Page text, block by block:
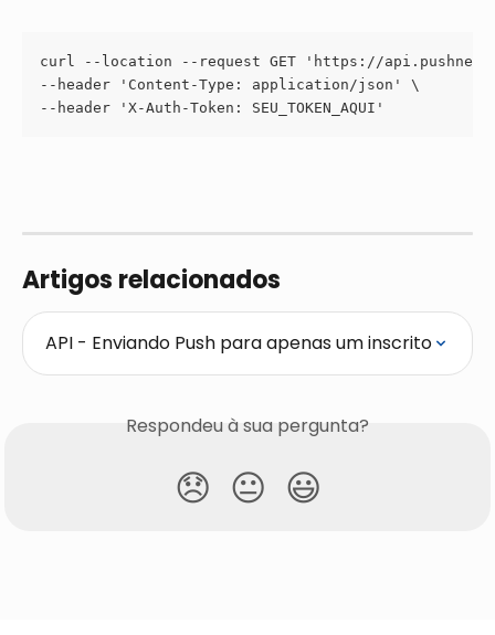
curl --location --request GET 'https://
--header 'Content-Type: application/json' \
--header 'X-Auth-Token: SEU_TOKEN_AQUI'
Artigos relacionados
API - Enviando Push para apenas um inscrito
Respondeu à sua pergunta?
😞 😐 😃